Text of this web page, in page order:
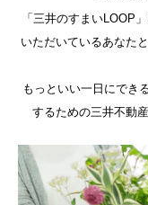
「三井のすまいLOOP
いただいているあなた
もっといい一日にでき
するための三井不動